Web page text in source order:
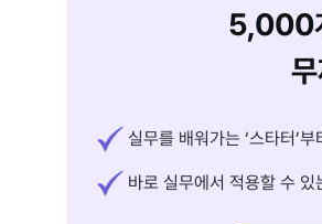
5,000
실무를 배워가는 ‘스타터’
바로 실무에서 적용할 수